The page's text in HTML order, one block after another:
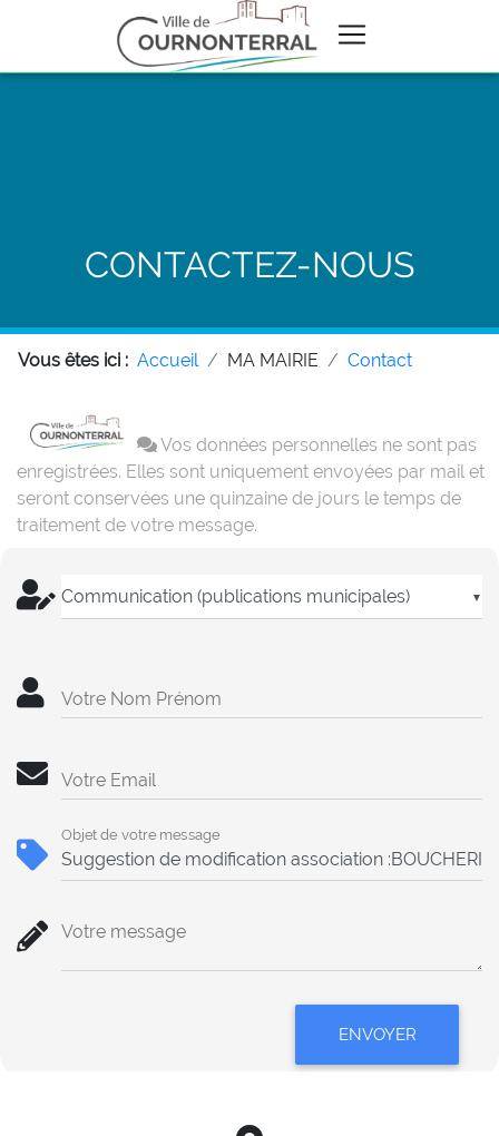
CONTACTEZ-NOUS
Vous êtes ici : Accueil MA MAIRIE Contact
Vos données personnelles ne sont pas
enregistrées. Elles sont uniquement envoyées par mail et
seront conservées une quinzaine de jours le temps de
traitement de votre message.
▼
Votre Nom Prénom
Votre Email
Objet de votre message
Votre message
ENVOYER